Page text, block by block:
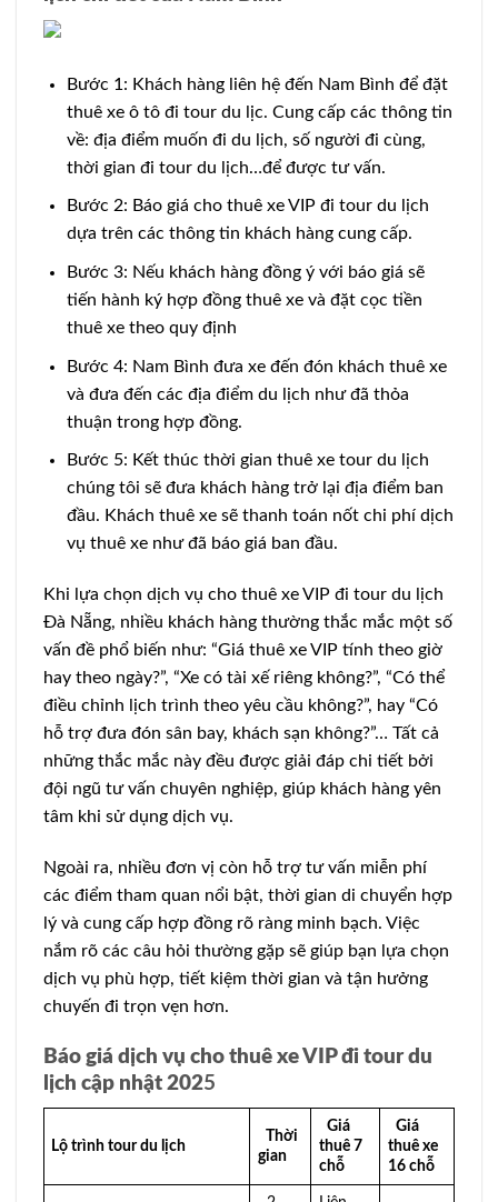
Bước 1: Khách hàng liên hệ đến Nam Bình để đặt
thuê xe ô tô đi tour du lịc. Cung cấp các thông tin
về: địa điểm muốn đi du lịch, số người đi cùng,
thời gian đi tour du lịch…để được tư vấn.
Bước 2: Báo giá cho thuê xe VIP đi tour du lịch
dựa trên các thông tin khách hàng cung cấp.
Bước 3: Nếu khách hàng đồng ý với báo giá sẽ
tiến hành ký hợp đồng thuê xe và đặt cọc tiền
thuê xe theo quy định
Bước 4: Nam Bình đưa xe đến đón khách thuê xe
và đưa đến các địa điểm du lịch như đã thỏa
thuận trong hợp đồng.
Bước 5: Kết thúc thời gian thuê xe tour du lịch
chúng tôi sẽ đưa khách hàng trở lại địa điểm ban
đầu. Khách thuê xe sẽ thanh toán nốt chi phí dịch
vụ thuê xe như đã báo giá ban đầu.
Khi lựa chọn dịch vụ cho thuê xe VIP đi tour du lịch
Đà Nẵng, nhiều khách hàng thường thắc mắc một số
vấn đề phổ biến như: “Giá thuê xe VIP tính theo giờ
hay theo ngày?”, “Xe có tài xế riêng không?”, “Có thể
điều chỉnh lịch trình theo yêu cầu không?”, hay “Có
hỗ trợ đưa đón sân bay, khách sạn không?”… Tất cả
những thắc mắc này đều được giải đáp chi tiết bởi
đội ngũ tư vấn chuyên nghiệp, giúp khách hàng yên
tâm khi sử dụng dịch vụ.
Ngoài ra, nhiều đơn vị còn hỗ trợ tư vấn miễn phí
các điểm tham quan nổi bật, thời gian di chuyển hợp
lý và cung cấp hợp đồng rõ ràng minh bạch. Việc
nắm rõ các câu hỏi thường gặp sẽ giúp bạn lựa chọn
dịch vụ phù hợp, tiết kiệm thời gian và tận hưởng
chuyến đi trọn vẹn hơn.
Báo giá dịch vụ cho thuê xe VIP đi tour du
lịch cập nhật 2025
Lộ trình tour du lịch
Thời
gian
Giá
thuê 7
chỗ
Giá
thuê xe
16 chỗ